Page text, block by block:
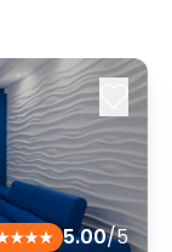
5.00/5